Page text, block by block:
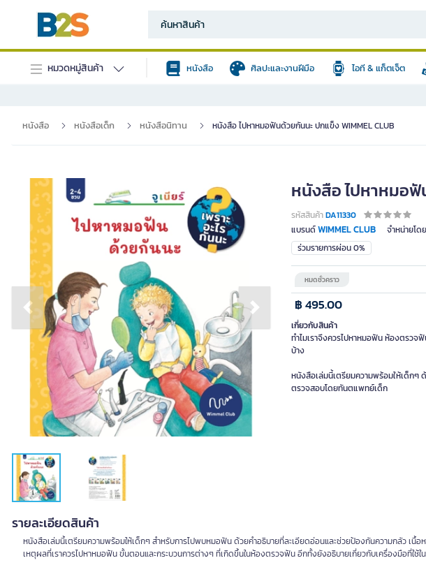
หมวดหมู่สินค้า หนังสือ ศิลปะและงานฝีมือ ไอที & แก็ตเจ็ต
หนังสือ หนังสือเด็ก หนังสือนิทาน หนังสือ ไปหาหมอฟันด้วยกันนะ ปกแข็ง WIMMEL CLUB
Previous slide Next slide
หนังสือ ไปหาหมอฟั
รหัสสินค้าDA11330
แบรนด์WIMMEL CLUB จำหน่ายโดย
ร่วมรายการผ่อน 0%
หมดชั่วคราว
฿ 495.00
เกี่ยวกับสินค้า
ทำไมเราจึงควรไปหาหมอฟัน ห้องตรวจ
บ้าง
หนังสือเล่มนี้เตรียมความพร้อมให้เด็กๆ
ตรวจสอบโดยทันตแพทย์เด็ก
รายละเอียดสินค้า
หนังสือเล่มนี้เตรียมความพร้อมให้เด็กๆ สำหรับการไปพบหมอฟัน ด้วยคำอธิบายที่ละเอียดอ่อนและช่วยป้องกันความกลัว เนื้
เหตุผลที่เราควรไปหาหมอฟัน ขั้นตอนและกระบวนการต่างๆ ที่เกิดขึ้นในห้องตรวจฟัน อีกทั้งยังอธิบายเกี่ยวกับเครื่องมือที่ใช้ใ